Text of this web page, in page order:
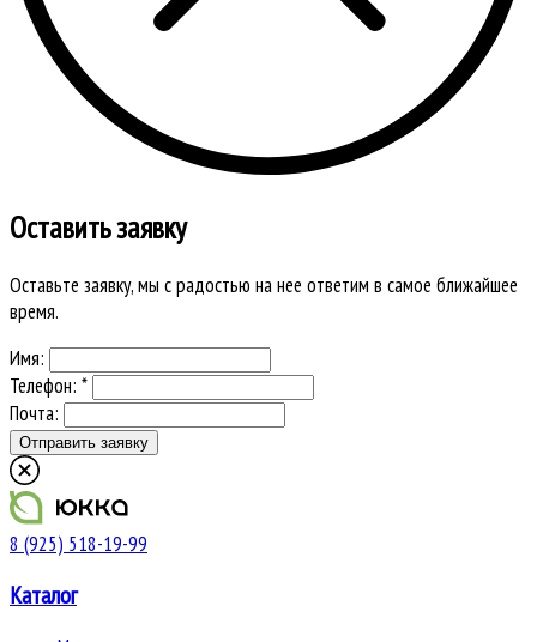
Оставить заявку
Оставьте заявку, мы с радостью на нее ответим в самое ближайшее
время.
Имя:
Телефон: *
Почта:
8 (925) 518-19-99
Каталог